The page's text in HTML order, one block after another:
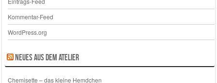
Kommentar-Feed
WordPress.org
Neues aus dem Atelier
Chemisette – das kleine Hemdchen